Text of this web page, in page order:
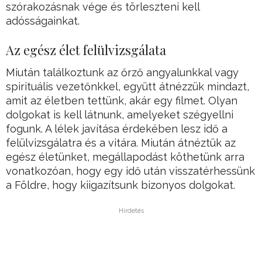
szórakozásnak vége és törleszteni kell
adósságainkat.
Az egész élet felülvizsgálata
Miután találkoztunk az őrző angyalunkkal vagy
spirituális vezetőnkkel, együtt átnézzük mindazt,
amit az életben tettünk, akár egy filmet. Olyan
dolgokat is kell látnunk, amelyeket szégyellni
fogunk. A lélek javítása érdekében lesz idő a
felülvizsgálatra és a vitára. Miután átnéztük az
egész életünket, megállapodást köthetünk arra
vonatkozóan, hogy egy idő után visszatérhessünk
a Földre, hogy kiigazítsunk bizonyos dolgokat.
Hirdetés